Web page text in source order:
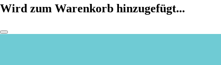
Wird zum Warenkorb hinzugefügt...